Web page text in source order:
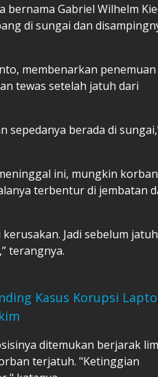
Gabriel Wilhelm
di sungai dan
membenarkan penemuan
tewas setelah jatuh dari
sepedanya berada di
ini, mungkin korban
terbentur di jembatan
Jadi sebelum
terangnya.
Kasus Korupsi
ditemukan berjarak
terjatuh. "Ketinggian